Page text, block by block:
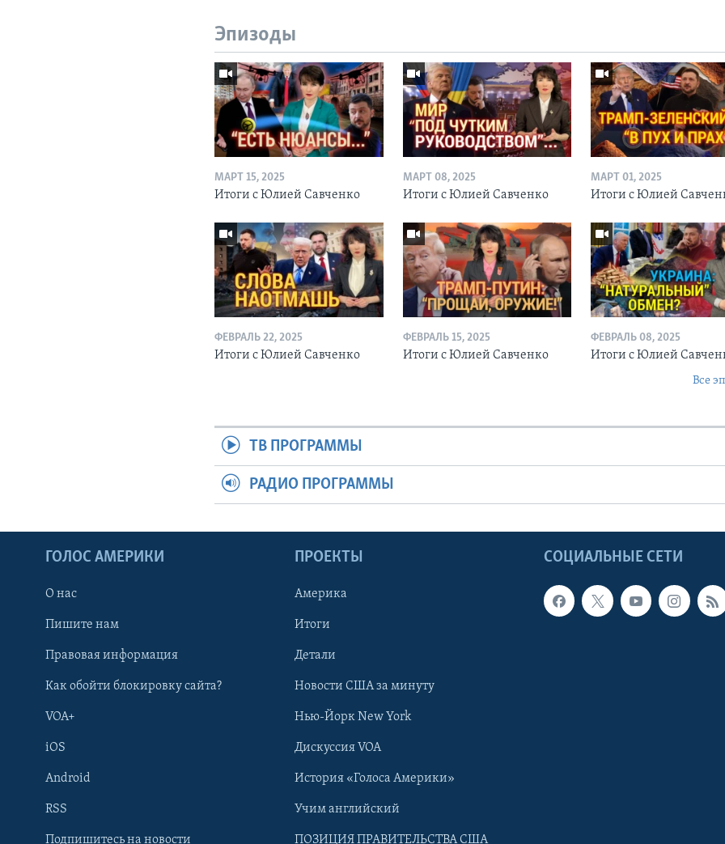
Learning English
Эпизоды
МАРТ 15, 2025
Итоги с Юлией Савченко
МАРТ 08, 2025
Итоги с Юлией Савченко
МАРТ 01, 2025
Итоги с Юлией
ФЕВРАЛЬ 22, 2025
Итоги с Юлией Савченко
ФЕВРАЛЬ 15, 2025
Итоги с Юлией Савченко
ФЕВРАЛЬ 08, 2025
Итоги с Юлией
Все
ТВ ПРОГРАММЫ
РАДИО ПРОГРАММЫ
СОЦИАЛЬНЫЕ СЕТИ
ГОЛОС АМЕРИКИ
О нас
Пишите нам
Правовая информация
Как обойти блокировку сайта?
VOA+
iOS
Android
RSS
Подпишитесь на новости
ПРОЕКТЫ
Америка
Итоги
Детали
Новости США за минуту
Нью-Йорк New York
Дискуссия VOA
История «Голоса Америки»
Учим английский
ПОЗИЦИЯ ПРАВИТЕЛЬСТВА США